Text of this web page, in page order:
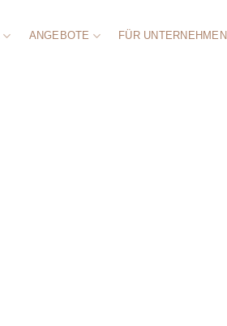
ANGEBOTE FÜR UNTERNEHMEN